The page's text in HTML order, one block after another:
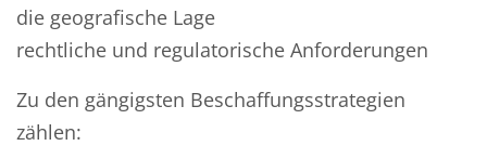
die geografische Lage
rechtliche und regulatorische Anforderungen
Zu den gängigsten Beschaffungsstrategien
zählen: